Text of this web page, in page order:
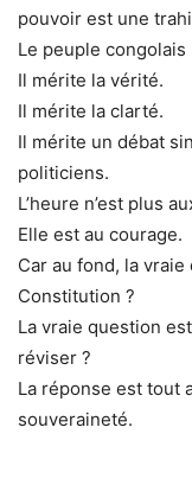
pouvoir est une
Le peuple congolais
Il mérite la vérité.
Il mérite la clarté.
Il mérite un débat
politiciens.
L’heure n’est plus
Elle est au courage.
Car au fond, la
Constitution ?
La vraie question
réviser ?
La réponse est tout
souveraineté.